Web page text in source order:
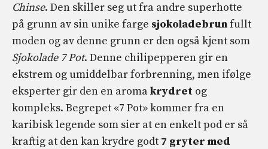
Chinse. Den skiller seg ut fra andre superhotte
på grunn av sin unike farge sjokoladebrunfullt
moden og av denne grunn er den også kjent som
Sjokolade 7 Pot. Denne chilipepperen gir en
ekstrem og umiddelbar forbrenning, men ifølge
eksperter gir den en aromakrydret og
kompleks. Begrepet «7 Pot» kommer fra en
karibisk legende som sier at en enkelt pod er så
kraftig at den kan krydre godt 7 gryter med